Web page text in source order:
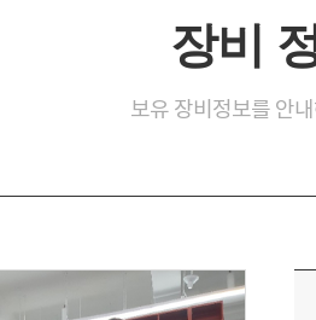
장비
보유 장비정보를 안